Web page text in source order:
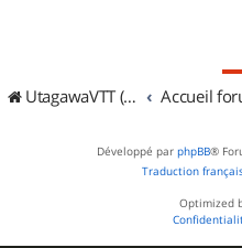
UtagawaVTT (Randos VTT et VTTAE avec traces GPS) Accueil
Développé par phpBB®
Traduction
Optimized